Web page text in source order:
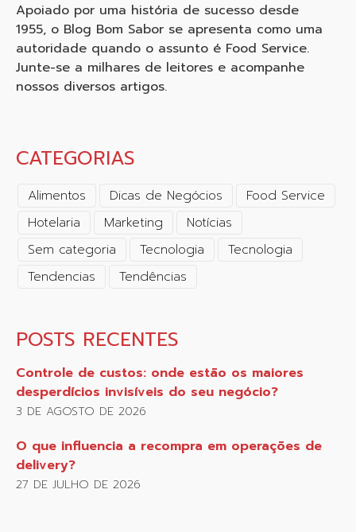
Apoiado por uma história de sucesso desde
1955, o Blog Bom Sabor se apresenta como uma
autoridade quando o assunto é Food Service.
Junte-se a milhares de leitores e acompanhe
nossos diversos artigos.
CATEGORIAS
Alimentos Dicas de Negócios
Food Service
Hotelaria
Marketing
Notícias
Sem categoria
Tecnologia
Tecnologia
Tendencias
Tendências
POSTS RECENTES
Controle de custos: onde estão os maiores
desperdícios invisíveis do seu negócio?
3 DE AGOSTO DE 2026
O que influencia a recompra em operações de
delivery?
27 DE JULHO DE 2026